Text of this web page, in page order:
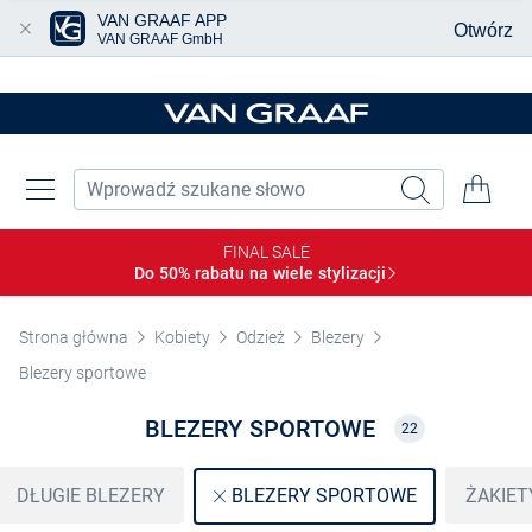
FINAL SALE
Do 50% rabatu na wiele stylizacji
Strona główna Kobiety Odzież
Blezery
Blezery sportowe
BLEZERY SPORTOWE 22
DŁUGIE BLEZERY BLEZERY SPORTOWE
VAN GRAAF APP
VAN GRAAF GmbH Otwórz